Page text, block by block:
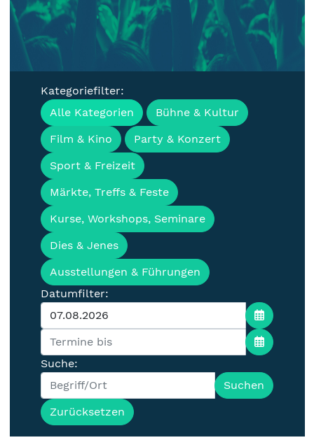
Veranstaltungen, Termine &
Events für die Lausitz
Kategoriefilter:
Alle Kategorien
Bühne & Kultur
Film & Kino
Party & Konzert
Sport & Freizeit
Märkte, Treffs & Feste
Kurse, Workshops, Seminare
Dies & Jenes
Ausstellungen & Führungen
Datumfilter:
Suche:
Suchen
Zurücksetzen